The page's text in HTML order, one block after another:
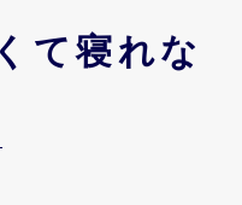
て寝れな